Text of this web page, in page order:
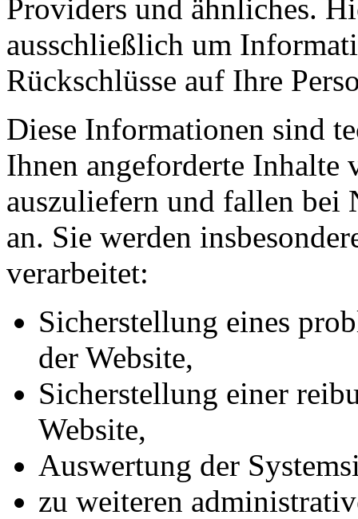
Providers und ähnliches.
ausschließlich um
Rückschlüsse auf Ihre
Diese Informationen sind
Ihnen angeforderte Inhalte
auszuliefern und fallen bei
an. Sie werden
verarbeitet:
Sicherstellung eines
der Website,
Sicherstellung einer
Website,
Auswertung der
zu weiteren